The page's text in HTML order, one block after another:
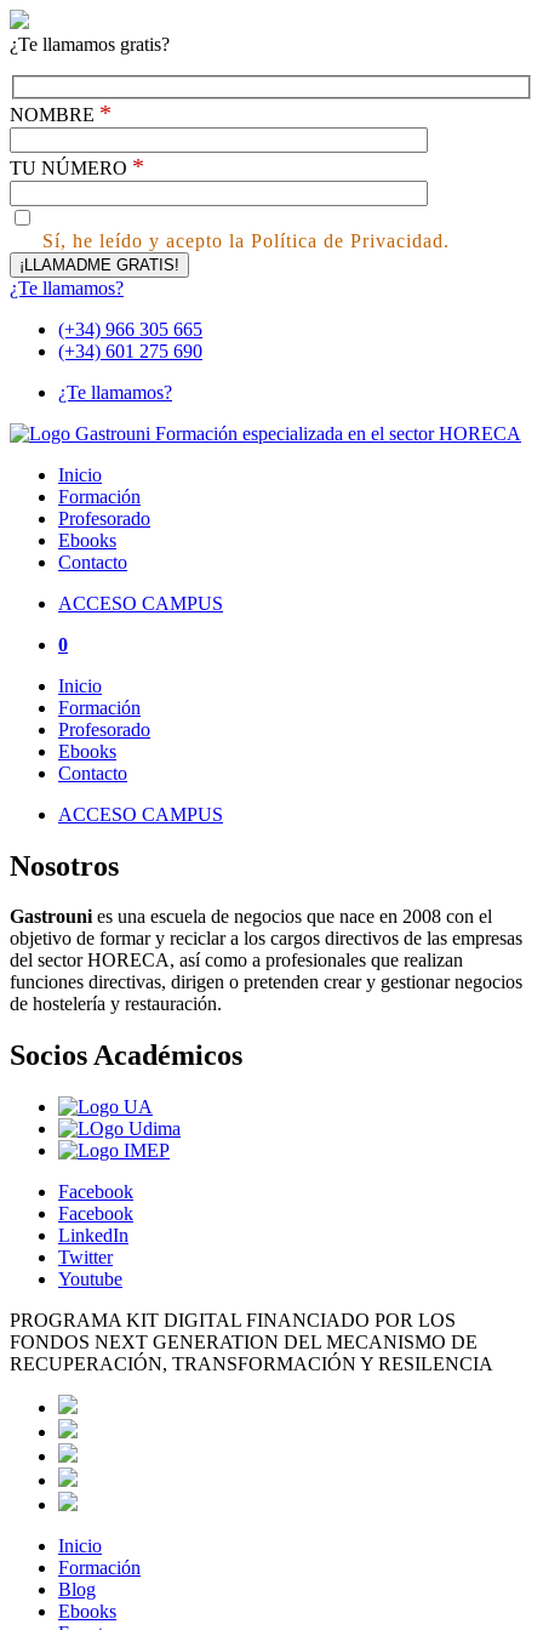
¿Te llamamos gratis?
NOMBRE *
TU NÚMERO *
Sí, he leído y acepto la Política de Privacidad.
¿Te llamamos?
(+34) 966 305 665
(+34) 601 275 690
¿Te llamamos?
Inicio
Formación
Profesorado
Ebooks
Contacto
ACCESO CAMPUS
0
Inicio
Formación
Profesorado
Ebooks
Contacto
ACCESO CAMPUS
Nosotros
Gastrounies una escuela de negocios que nace en 2008 con el
objetivo de formar y reciclar a los cargos directivos de las empresas
del sector HORECA, así como a profesionales que realizan
funciones directivas, dirigen o pretenden crear y gestionar negocios
de hostelería y restauración.
Socios Académicos
Facebook
Facebook
LinkedIn
Twitter
Youtube
PROGRAMA KIT DIGITAL FINANCIADO POR LOS
FONDOS NEXT GENERATION DEL MECANISMO DE
RECUPERACIÓN, TRANSFORMACIÓN Y RESILENCIA
Inicio
Formación
Blog
Ebooks